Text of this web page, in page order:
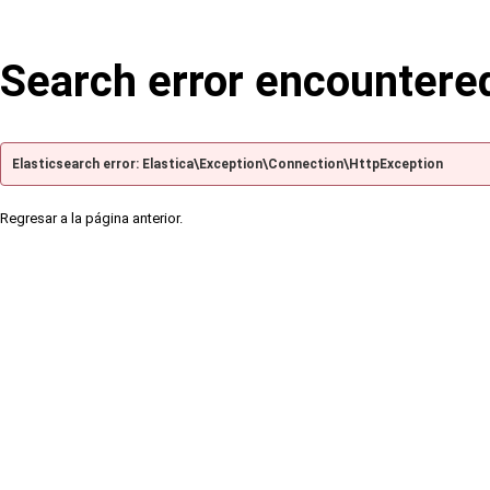
Search error
Elasticsearch error: Elastica\Exception\Connection\HttpException
Regresar a la página anterior.